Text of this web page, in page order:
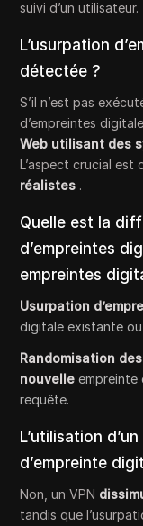
suivi d’un utilisateur.
L’usurpation
détectée ?
S’il n’est pas
d’empreintes
Web utilisant des
L’aspect crucial est
réalistes .
Quelle est la
d’empreintes
empreintes
Usurpation
digitale existante
Randomisation
nouvelleempreinte
requête.
L’utilisation
d’empreinte
Non, un VPN
tandis que